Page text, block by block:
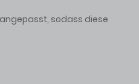
sodass diese